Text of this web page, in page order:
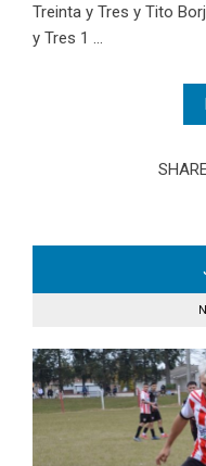
Treinta y Tres y Tito
y Tres 1 ...